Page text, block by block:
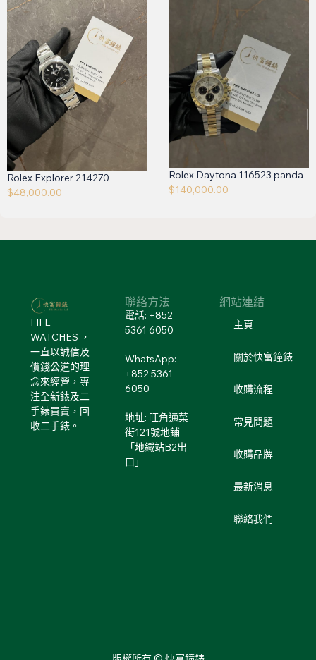
Rolex Explorer 214270
$48,000.00
Rolex Daytona 116523 panda
$140,000.00
FIFE
WATCHES ，
一直以誠信及
價錢公道的理
念來經營，專
注全新錶及二
手錶買賣，回
收二手錶。
聯絡方法
電話: +852
5361 6050
WhatsApp:
+852 5361
6050
地址: 旺角通菜
街121號地鋪
「地鐵站B2出
口」
網站連結
主頁
關於快富鐘錶
收購流程
常見問題
收購品牌
最新消息
聯絡我們